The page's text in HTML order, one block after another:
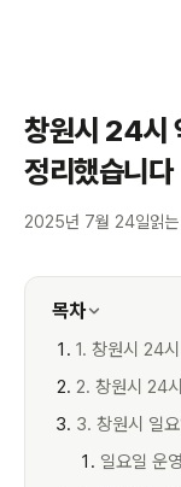
창원시 24시
정리했습니다
2025년 7월 24일읽
목차
1. 창원시 24
2. 창원시 24
3. 창원시 일
일요일 운